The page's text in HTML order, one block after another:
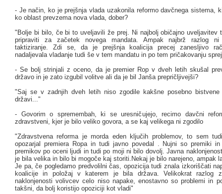
- Je način, ko je prejšnja vlada uzakonila reformo davčnega sistema,
ko oblast prevzema nova vlada, dober?
"Bolje bi bilo, če bi to uveljavili že prej. Ni najbolj običajno uveljavitev
pripraviti za začetek novega mandata. Ampak najbrž razlog
taktiziranje. Zdi se, da je prejšnja koalicija precej zanesljivo
nadaljevala vladanje tudi še v tem mandatu in po tem pričakovanju
- Se bolj strinjali z oceno, da je premier Rop v dveh letih skušal
državo in je zato izgubil volitve ali da je bil Janša prepričljivejši?
"Saj se v zadnjih dveh letih niso zgodile kakšne posebno bistvene
državi..."
- Govorim o spremembah, ki se uresničujejo, recimo davčni
zdravstveni, kjer je bilo veliko govora, a se kaj velikega ni zgodilo
"Zdravstvena reforma je morda eden ključih problemov, to sem
opozarjal premiera Ropa in tudi javno povedal . Nujni so premiki
premikov po oceni ljudi in tudi po moji ni bilo dovolj. Javna
je bila velika in bilo bi mogoče kaj storiti.Nekaj je bilo narejeno, ampak
Je pa, če pogledamo predvolilni čas, opozicija tudi znala izkoriščati
koalicije in položaj v katerem je bila država. Velikokrat razlog
naklonjenosti volivcev celo niso napake, enostavno so problemi in
takšni, da bolj koristijo opoziciji kot vladi"